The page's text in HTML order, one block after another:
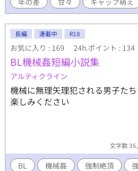
長編 連載中 R18
お気に入り : 169 24h.ポイント : 134
BL機械姦短編小説集
アルティクライン
機械に無理矢理犯される男子た
楽しみください
文字数
BL 機械姦 強制絶頂